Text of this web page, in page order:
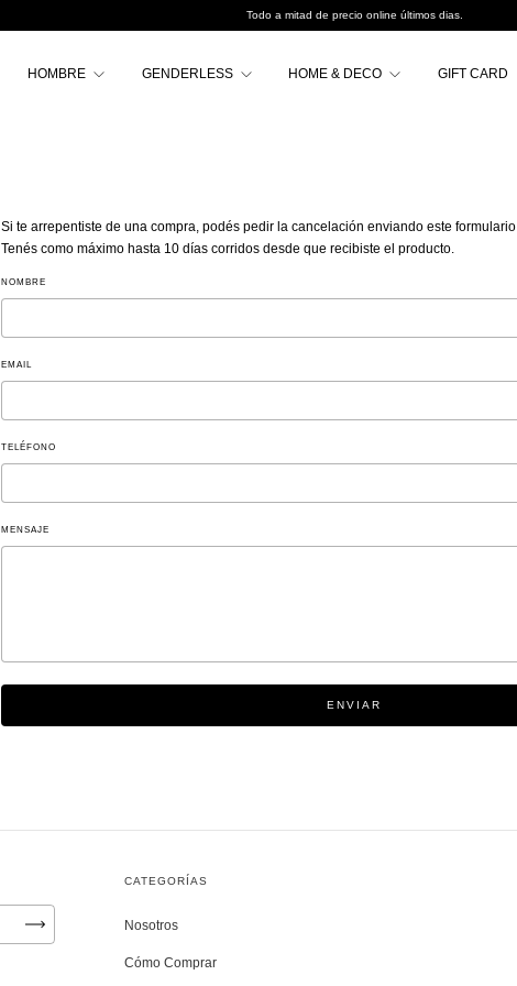
Todo a mitad de precio online últimos dias.
HOMBRE GENDERLESS HOME & DECO GIFT CARD
Si te arrepentiste de una compra, podés pedir la cancelación enviando este formulario
Tenés como máximo hasta 10 días corridos desde que recibiste el producto.
NOMBRE
EMAIL
TELÉFONO
MENSAJE
ENVIAR
CATEGORÍAS
Nosotros
Cómo Comprar